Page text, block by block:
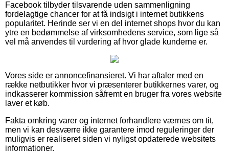
Facebook tilbyder tilsvarende uden sammenligning
fordelagtige chancer for at få indsigt i internet butikkens
popularitet. Herinde ser vi en del internet shops hvor du kan
ytre en bedømmelse af virksomhedens service, som lige så
vel må anvendes til vurdering af hvor glade kunderne er.
Vores side er annoncefinansieret. Vi har aftaler med en
række netbutikker hvor vi præsenterer butikkernes varer, og
indkasserer kommission såfremt en bruger fra vores website
laver et køb.
Fakta omkring varer og internet forhandlere værnes om tit,
men vi kan desværre ikke garantere imod reguleringer der
muligvis er realiseret siden vi nyligst opdaterede websitets
informationer.